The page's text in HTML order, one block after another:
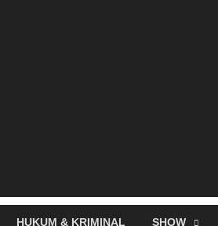
HUKUM & KRIMINAL SHOW